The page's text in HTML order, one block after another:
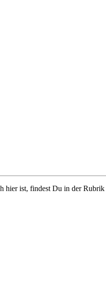
hier ist, findest Du in der Rubrik